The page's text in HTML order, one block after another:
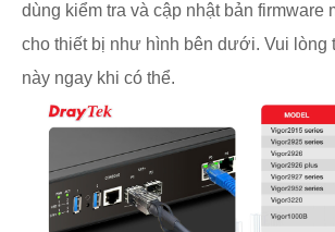
dùng kiểm tra và cập nhật bản firmware
cho thiết bị như hình bên dưới. Vui lòng
này ngay khi có thể.